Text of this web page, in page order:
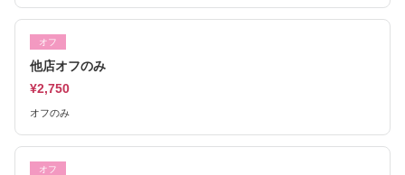
オフ
他店オフのみ
¥2,750
オフのみ
オフ